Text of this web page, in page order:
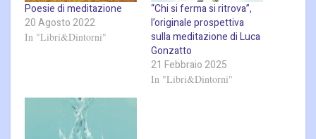
Poesie di meditazione
20 Agosto 2022
In "Libri&Dintorni"
“Chi si ferma si ritrova”,
l’originale prospettiva
sulla meditazione di Luca
Gonzatto
21 Febbraio 2025
In "Libri&Dintorni"